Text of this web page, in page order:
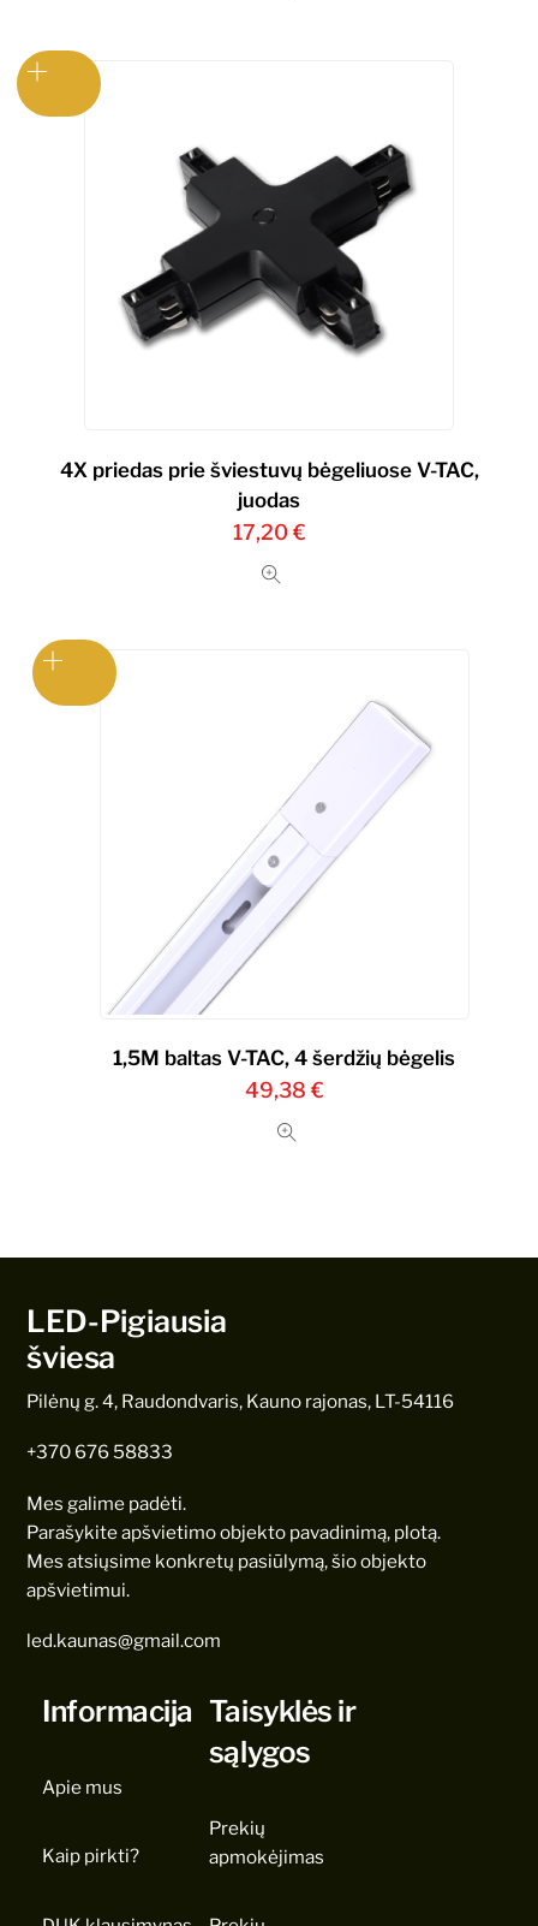
4X priedas prie šviestuvų bėgeliuose V-TAC,
juodas
17,20€
1,5M baltas V-TAC, 4 šerdžių bėgelis
49,38 €
LED-Pigiausia
šviesa
Pilėnų g. 4, Raudondvaris, Kauno rajonas, LT-54116
+370 676 58833
Mes galime padėti.
Parašykite apšvietimo objekto pavadinimą, plotą.
Mes atsiųsime konkretų pasiūlymą, šio objekto
apšvietimui.
led.kaunas@gmail.com
Informacija
Apie mus
Kaip pirkti?
Taisyklės ir
sąlygos
Prekių
apmokėjimas